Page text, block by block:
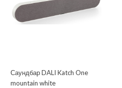
Саундбар DALI Katch One
mountain white